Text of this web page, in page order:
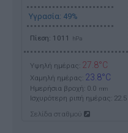
Υγρασία: 49%
Πίεση: 1011 hPa
Υψηλή ημέρας: 27.8°C
Χαμηλή ημέρας: 23.8°C
Ημερήσια βροχή: 0.0 mm
Ισχυρότερη ριπή ημέρας: 22.5
Σελίδα σταθμού